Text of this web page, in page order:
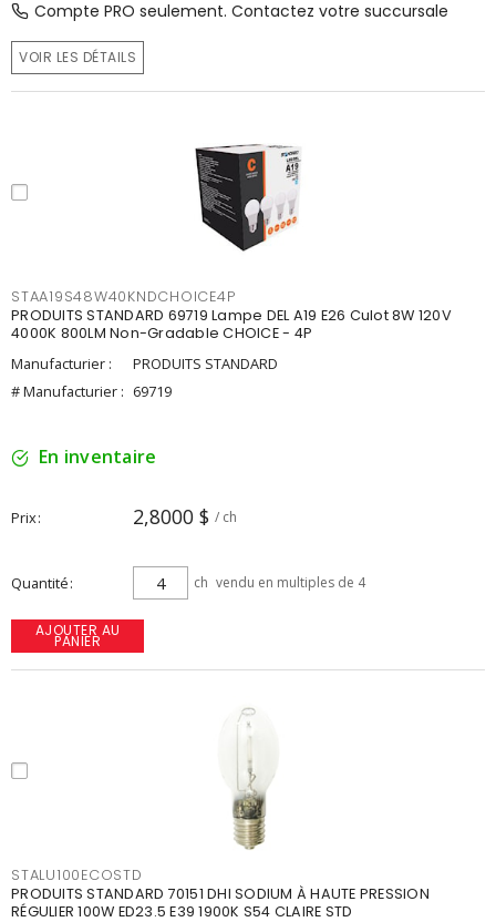
Compte PRO seulement. Contactez votre succursale
VOIR LES DÉTAILS
STAA19S48W40KNDCHOICE4P
PRODUITS STANDARD 69719 Lampe DEL A19 E26 Culot 8W 120V
4000K 800LM Non-Gradable CHOICE - 4P
Manufacturier :
PRODUITS STANDARD
# Manufacturier : 69719
En inventaire
Prix 2,8000 $ / ch
Quantité ch vendu en multiples de 4
AJOUTER AU
PANIER
STALU100ECOSTD
PRODUITS STANDARD 70151 DHI SODIUM À HAUTE PRESSION
RÉGULIER 100W ED23.5 E39 1900K S54 CLAIRE STD